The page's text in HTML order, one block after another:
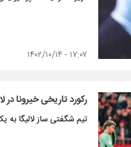
۱۷:۰۷ - ۱۴۰۲/۱۰/۱۴
رکورد تاریخی خیرونا در
تیم شگفتی ساز لالیگا به